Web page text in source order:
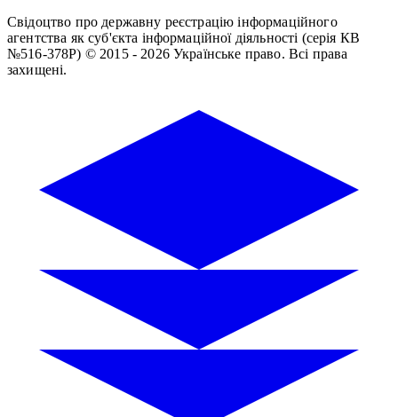
Свідоцтво про державну реєстрацію інформаційного
агентства як суб'єкта інформаційної діяльності (серія КВ
№516-378Р) © 2015 - 2026 Українське право. Всі права
захищені.